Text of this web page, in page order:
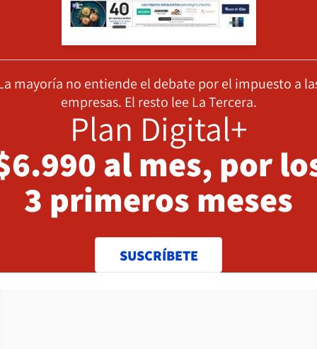
mayoría no entiende el debate por el impuesto a
empresas. El resto lee La Tercera.
Plan Digital+
al mes, por
3 primeros meses
SUSCRÍBETE